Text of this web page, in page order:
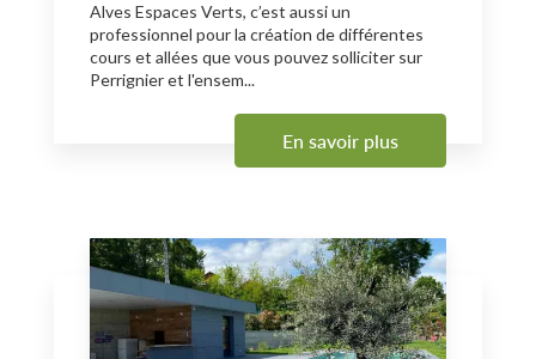
Alves Espaces Verts, c’est aussi un
professionnel pour la création de différentes
cours et allées que vous pouvez solliciter sur
Perrignier et l'ensem...
En savoir plus